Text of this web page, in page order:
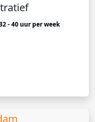
- 40 uur per week